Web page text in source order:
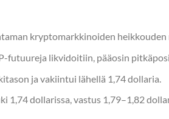
kryptomarkkinoiden heikkouden
futuureja likvidoitiin, pääosin
ja vakiintui lähellä 1,74 dollaria.
1,74 dollarissa, vastus 1,79–1,82